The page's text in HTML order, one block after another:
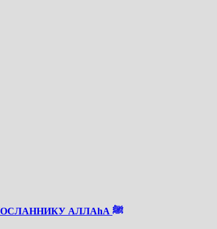
СКОРО РАБИУЛЬ АВВАЛЬ — ВРЕМЯ, КОТОРОЕ СТОИТ ПОСВЯТИТЬ ПОСЛАННИКУ АЛЛАhА ﷺ